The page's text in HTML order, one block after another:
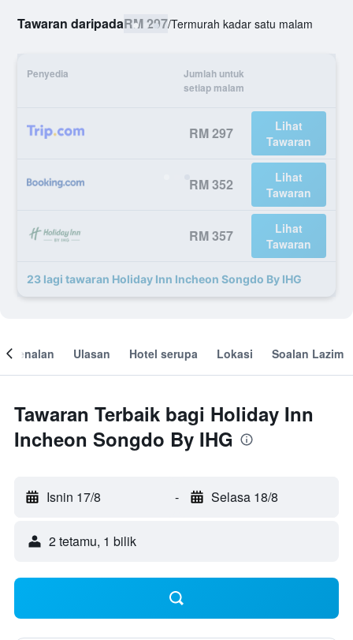
Tawaran daripadaRM 297/Termurah kadar satu malam
Penyedia
Jumlah untuk
setiap malam
RM 297
Lihat
Tawaran
RM 352
Lihat
Tawaran
RM 357
Lihat
Tawaran
23 lagi tawaran Holiday Inn Incheon Songdo By IHG
Ulasan Hotel serupa Lokasi Soalan Lazim
Tawaran Terbaik bagi Holiday Inn
Incheon Songdo By IHG
Isnin 17/8 - Selasa 18/8
2 tetamu, 1 bilik